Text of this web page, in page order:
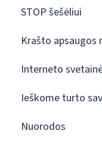
STOP šešėliui
Krašto
Interneto
Ieškome turto
Nuorodos